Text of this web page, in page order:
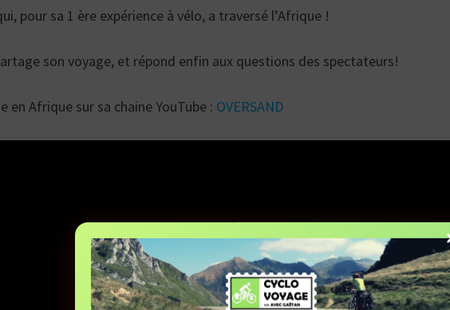
pour sa 1 ère expérience à vélo, a traversé l’Afrique !
son voyage, et répond enfin aux questions des spectateurs!
en Afrique sur sa chaine YouTube : OVERSAND